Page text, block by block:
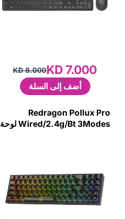
KD 7.000
KD 8.000
أضف إلى السلة
Redragon Pollux Pro
Wired/2.4g/Bt 3Modes لوحة